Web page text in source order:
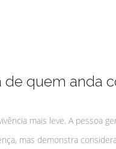
de quem anda
mais leve. A pessoa
mas demonstra